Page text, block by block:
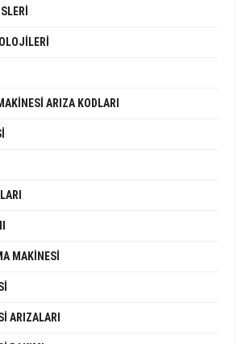
ARIZA KODLARI
MAKINESI
ARIZALARI